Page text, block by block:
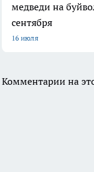
медведи на
сентября
16 июля
Комментарии на